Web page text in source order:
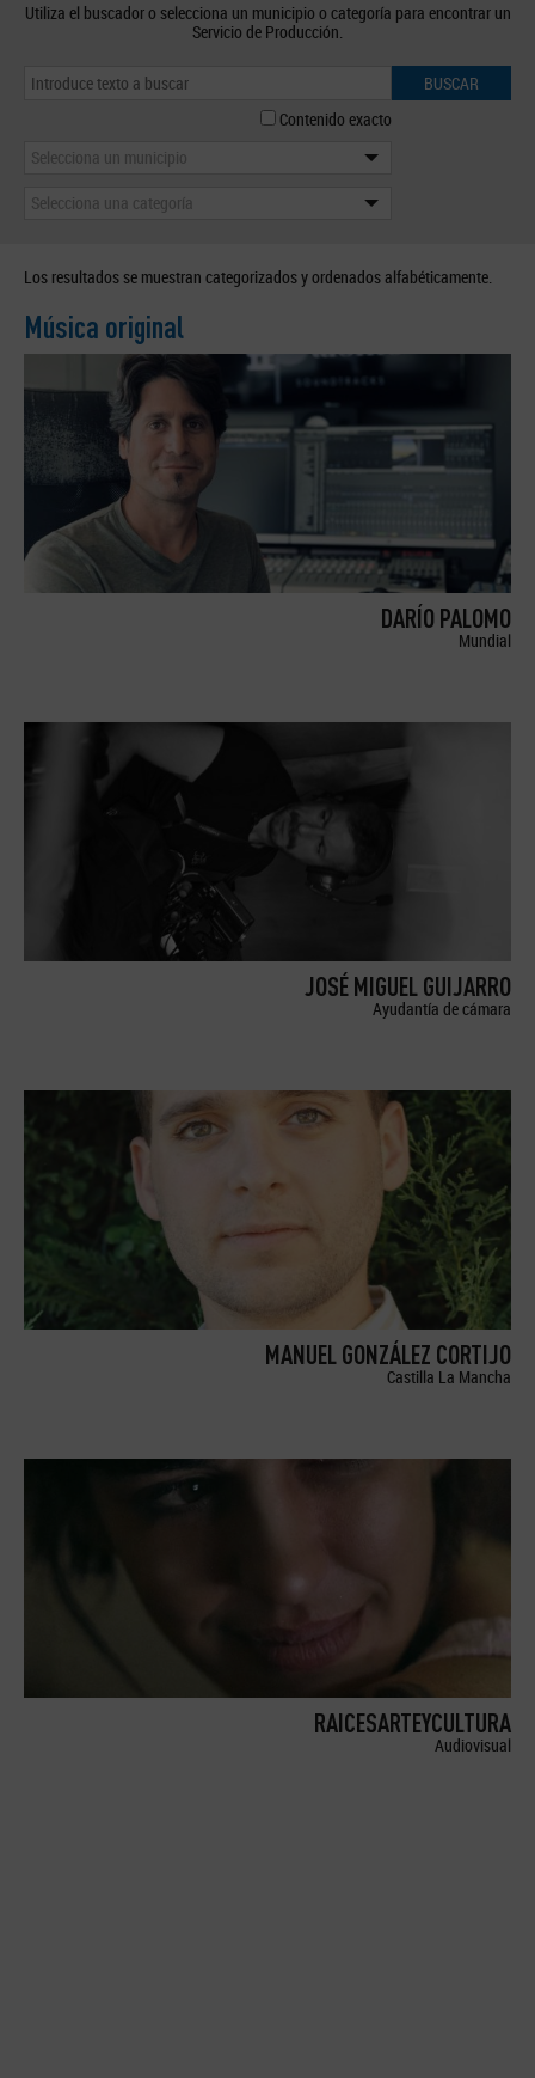
Utiliza el buscador o selecciona un municipio o categoría para encontrar un
Servicio de Producción.
BUSCAR
Contenido exacto
Selecciona un municipio
Selecciona una categoría
Los resultados se muestran categorizados y ordenados alfabéticamente.
Música original
DARÍO PALOMO
Mundial
JOSÉ MIGUEL GUIJARRO
Ayudantía de cámara
MANUEL GONZÁLEZ CORTIJO
Castilla La Mancha
RAICESARTEYCULTURA
Audiovisual